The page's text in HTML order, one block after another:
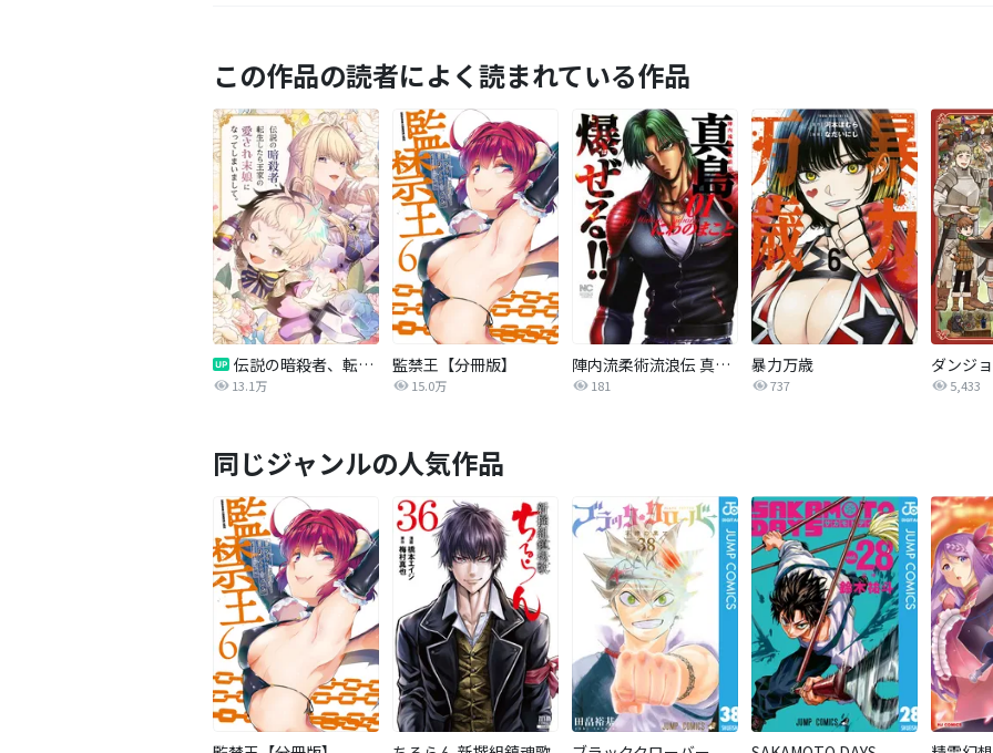
この作品の読者によく読まれている作品
伝説の暗殺者、転生したら王家の愛され末娘になってしまいまして。【タテヨミ】
13.1万
監禁王【分冊版】
15.0万
陣内流柔術流浪伝 真島、爆ぜる！！
181
暴力万歳
737
ダンジ
5,433
同じジャンルの人気作品